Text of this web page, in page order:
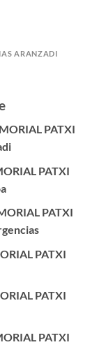
ARANZADI
PATXI
PATXI
PATXI
PATXI
PATXI
PATXI